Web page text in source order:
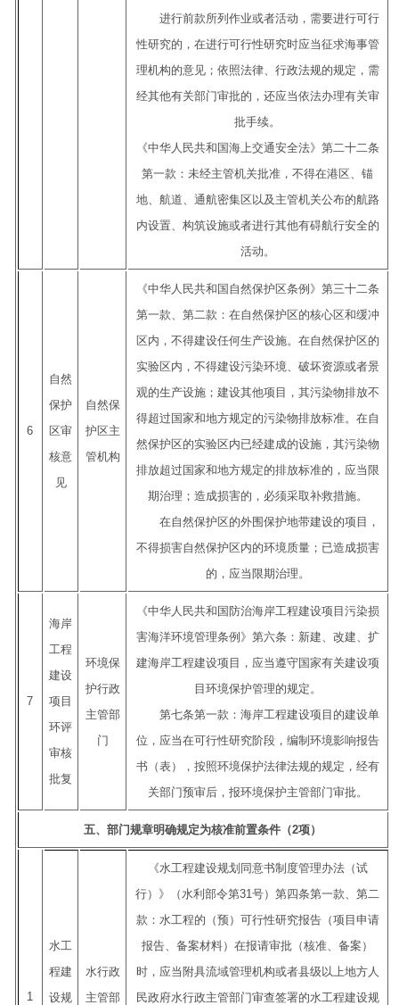
进行前款所列作业或者活动，需要进行可行
性研究的，在进行可行性研究时应当征求海事管
理机构的意见；依照法律、行政法规的规定，需
经其他有关部门审批的，还应当依法办理有关审
批手续。
《中华人民共和国海上交通安全法》第二十二条
第一款：未经主管机关批准，不得在港区、锚
地、航道、通航密集区以及主管机关公布的航路
内设置、构筑设施或者进行其他有碍航行安全的
活动。
6
自然
保护
区审
核意
见
自然保
护区主
管机构
《中华人民共和国自然保护区条例》第三十二条
第一款、第二款：在自然保护区的核心区和缓冲
区内，不得建设任何生产设施。在自然保护区的
实验区内，不得建设污染环境、破坏资源或者景
观的生产设施；建设其他项目，其污染物排放不
得超过国家和地方规定的污染物排放标准。在自
然保护区的实验区内已经建成的设施，其污染物
排放超过国家和地方规定的排放标准的，应当限
期治理；造成损害的，必须采取补救措施。
在自然保护区的外围保护地带建设的项目，
不得损害自然保护区内的环境质量；已造成损害
的，应当限期治理。
7
海岸
工程
建设
项目
环评
审核
批复
环境保
护行政
主管部
门
《中华人民共和国防治海岸工程建设项目污染损
害海洋环境管理条例》第六条：新建、改建、扩
建海岸工程建设项目，应当遵守国家有关建设项
目环境保护管理的规定。
第七条第一款：海岸工程建设项目的建设单
位，应当在可行性研究阶段，编制环境影响报告
书（表），按照环境保护法律法规的规定，经有
关部门预审后，报环境保护主管部门审批。
五、部门规章明确规定为核准前置条件（2项）
1
水工
程建
设规
水行政
主管部
《水工程建设规划同意书制度管理办法（试
行）》（水利部令第31号）第四条第一款、第二
款：水工程的（预）可行性研究报告（项目申请
报告、备案材料）在报请审批（核准、备案）
时，应当附具流域管理机构或者县级以上地方人
民政府水行政主管部门审查签署的水工程建设规